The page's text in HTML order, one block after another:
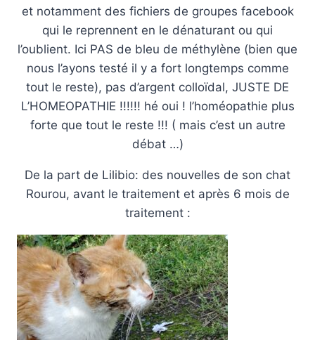
et notamment des fichiers de groupes facebook
qui le reprennent en le dénaturant ou qui
l’oublient. Ici PAS de bleu de méthylène (bien que
nous l’ayons testé il y a fort longtemps comme
tout le reste), pas d’argent colloïdal, JUSTE DE
L’HOMEOPATHIE !!!!!! hé oui ! l’homéopathie plus
forte que tout le reste !!! ( mais c’est un autre
débat …)
De la part de Lilibio: des nouvelles de son chat
Rourou, avant le traitement et après 6 mois de
traitement :